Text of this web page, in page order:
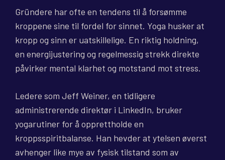
Gründere har ofte en tendens til å forsømme
kroppene sine til fordel for sinnet. Yoga husker at
kropp og sinn er uatskillelige. En riktig holdning,
en energijustering og regelmessig strekk direkte
påvirker mental klarhet og motstand mot stress.
Ledere som Jeff Weiner, en tidligere
administrerende direktør i LinkedIn, bruker
yogarutiner for å opprettholde en
kroppsspiritbalanse. Han hevder at ytelsen øverst
avhenger like mye av fysisk tilstand som av